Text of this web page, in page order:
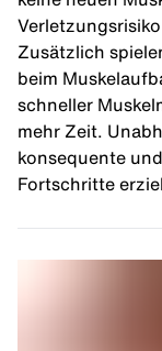
Verletzungsrisiko
Zusätzlich
beim
schneller
mehr Zeit.
konsequente
Fortschritte